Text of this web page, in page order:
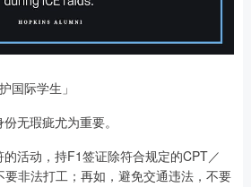
国际学生」
无瑕疵尤为重要。
活动，持F1签证除符合规定的CPT／
非法打工；再如，避免交通违法，不要